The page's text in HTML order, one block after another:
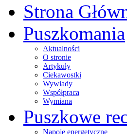
Strona
Puszkomania
Aktualności
O stronie
Artykuły
Ciekawostki
Wywiady
Współpraca
Wymiana
Puszkowe
Napoje energetyczne